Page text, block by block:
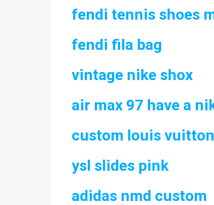
fendi tennis shoes
fendi fila bag
vintage nike shox
air max 97 have a
custom louis
ysl slides pink
adidas nmd custom